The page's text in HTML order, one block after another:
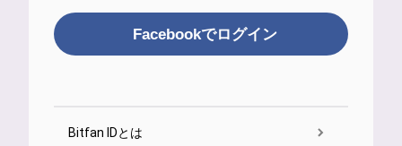
Facebookでログイン
Bitfan IDとは